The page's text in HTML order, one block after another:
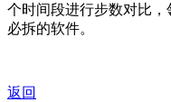
个时间段进行步数对比
必拆的软件。
返回